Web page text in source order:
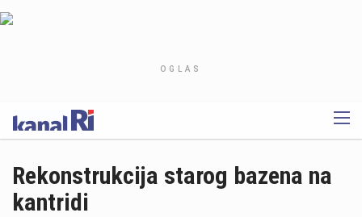
OGLAS
Rekonstrukcija starog bazena na
kantridi